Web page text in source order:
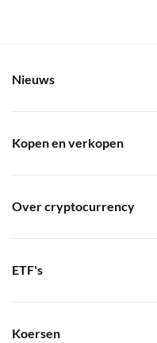
Nieuws
Kopen en verkopen
Over cryptocurrency
ETF's
Koersen